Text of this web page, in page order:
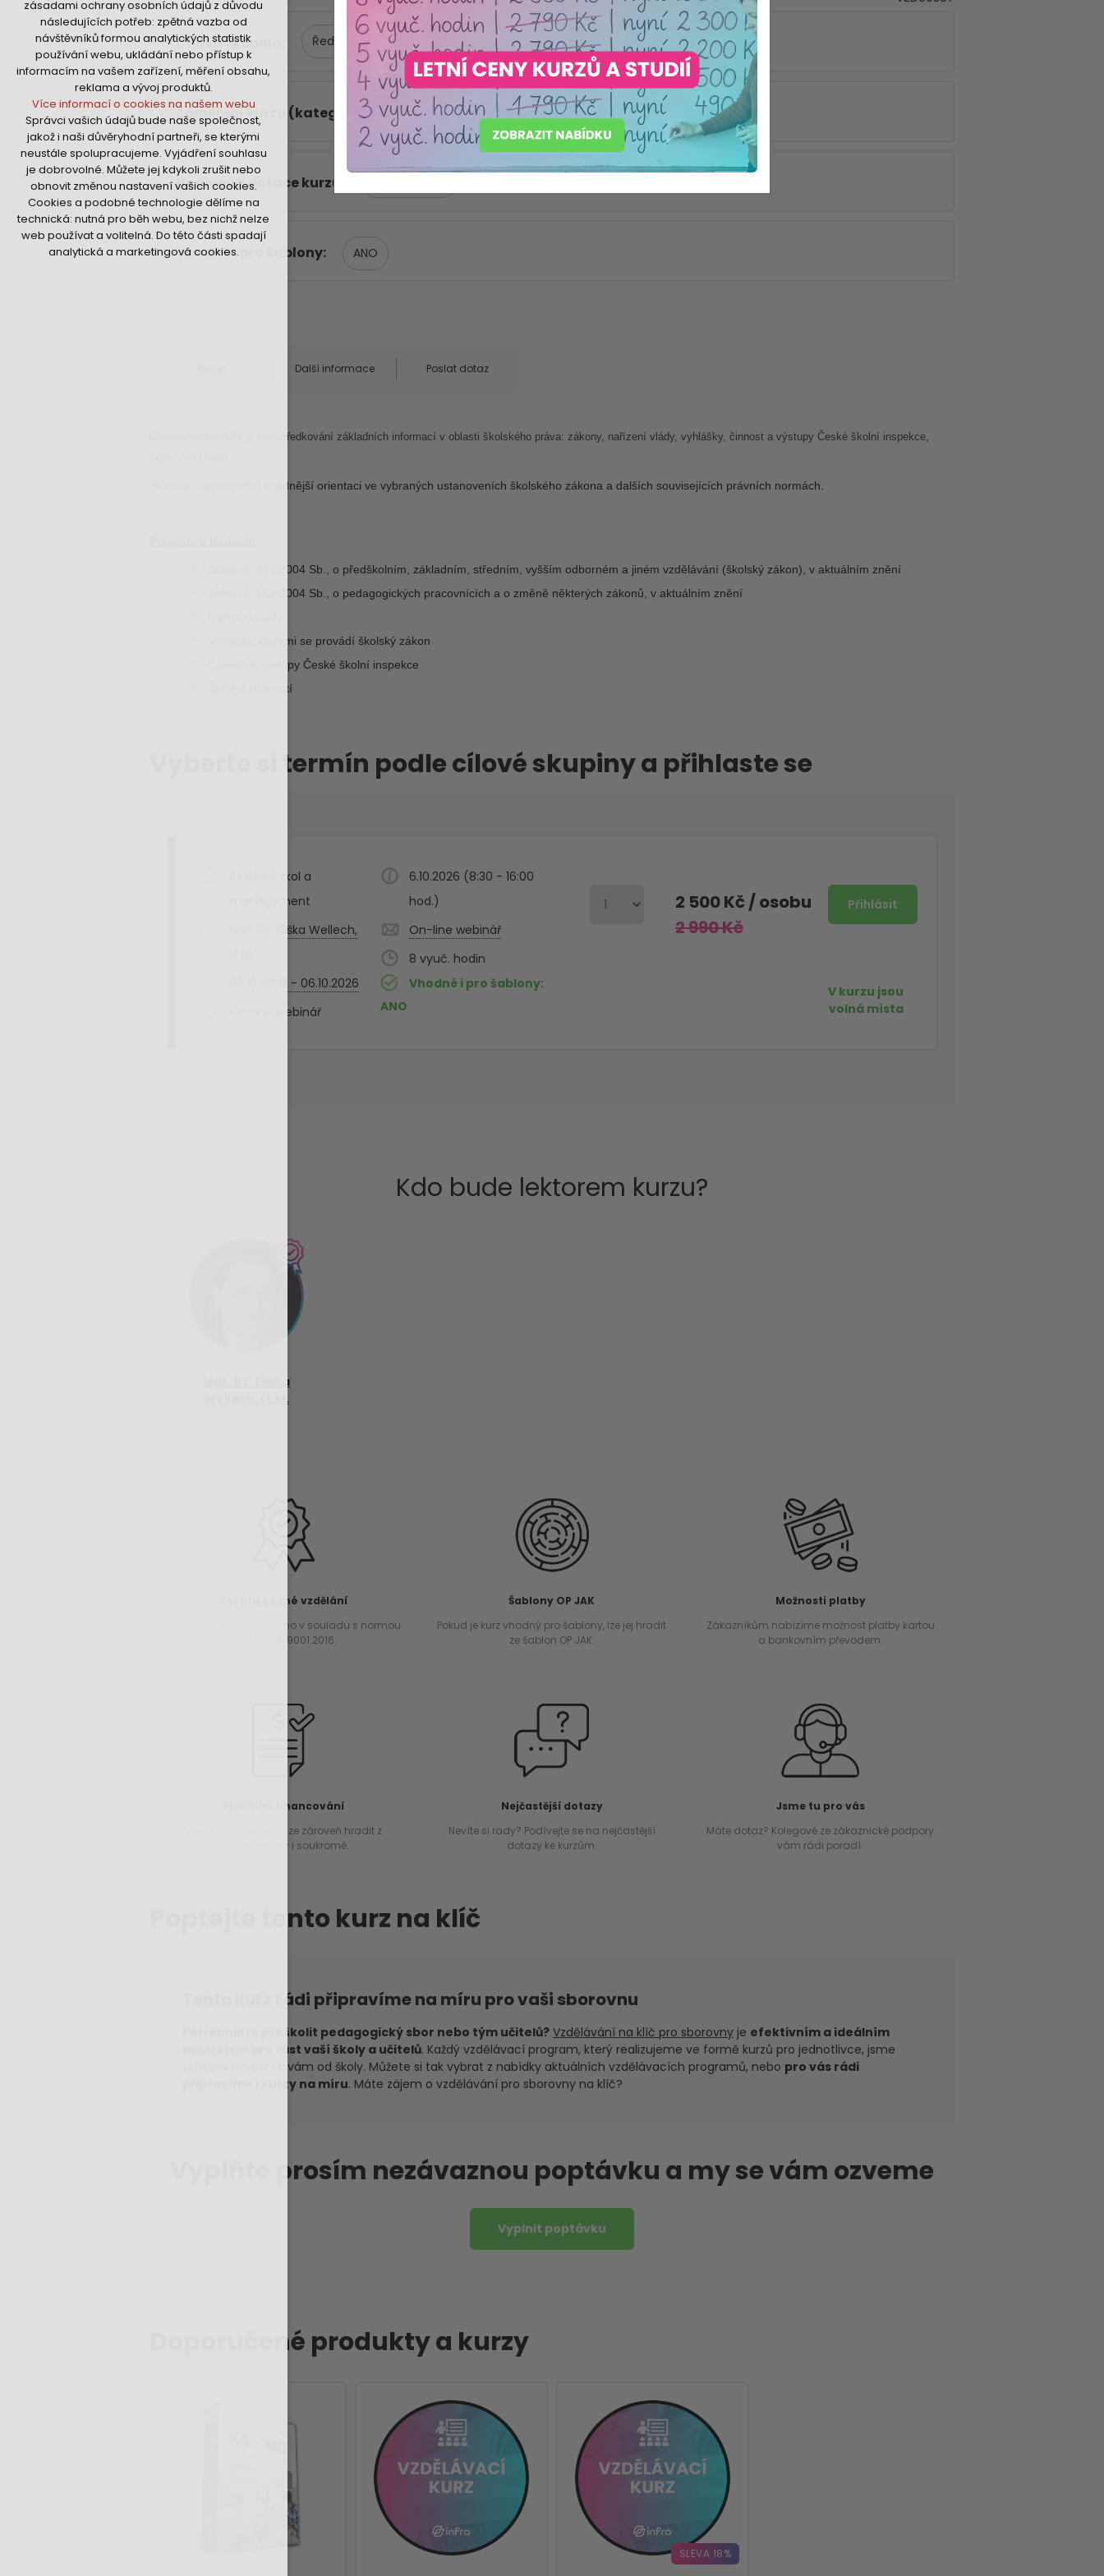
nutná pro provozování webu
udržení kontextu stránek (session):
případná přihlášení, volby jazyka, apod.
Volitelná cookies
analytická pro anonymizované
vyhodnocení návštěvnosti
marketingová cookies (Google,Hotjar,Sklik)
Více informací o cookies na našem webu
Přijmout všechny cookies
Odmítnout vše
zásadami ochrany osobních údajů z důvodu
následujících potřeb: zpětná vazba od
návštěvníků formou analytických statistik
používání webu, ukládání nebo přístup k
informacím na vašem zařízení, měření obsahu,
reklama a vývoj produktů.
Více informací o cookies na našem webu
Správci vašich údajů bude naše společnost,
jakož i naši důvěryhodní partneři, se kterými
neustále spolupracujeme. Vyjádření souhlasu
je dobrovolné. Můžete jej kdykoli zrušit nebo
obnovit změnou nastavení vašich cookies.
Cookies a podobné technologie dělíme na
technická: nutná pro běh webu, bez nichž nelze
web používat a volitelná. Do této části spadají
analytická a marketingová cookies.
Cílová skupina Ředitelé škol a management
Zaměření kurzu (kategorie) Řízení školy a management Legislativa
Hodinová dotace kurzu
Vhodné i pro šablony ANO
Další informace Poslat dotaz
Obsahem semináře je zprostředkování základních informací v oblasti školského práva: zákony, nařízení vlády, vyhlášky, činnost a výstupy České školní inspekce,
Seminář vám umožní snadnější orientaci ve vybraných ustanoveních školského zákona a dalších souvisejících právních normách.
Zákon č. 561/2004 Sb., o předškolním, základním, středním, vyšším odborném a jiném vzdělávání (školský zákon), v aktuálním znění
Zákon č. 563/2004 Sb., o pedagogických pracovnících a o změně některých zákonů, v aktuálním znění
Vyhlášky, kterými se provádí školský zákon
Činnost a výstupy České školní inspekce
Šetření stížností
Vyberte si termín podle cílové skupiny a přihlaste se
Ředitelé škol a
management
Mgr. Bc. Eliška Wellech,
06.10.2026 - 06.10.2026
On-line webinář
6.10.2026 (8:30 - 16:00
hod.)
On-line webinář
8
Vhodné i pro šablony
ANO
2 990 Kč
2 500 Kč/ osobu
Kdo bude lektorem kurzu?
Mgr. Bc. Eliška
Wellech, LL.M.
Certifikované vzdělání
Vzdělávání je realizováno v souladu s normou
ČSN EN ISO 9001:2016.
Šablony OP JAK
Pokud je kurz vhodný pro šablony, lze jej hradit
ze šablon OP JAK.
Možnosti platby
Zákazníkům nabízíme možnost platby kartou
a bankovním převodem.
Flexibilní financování
Všechny naše kurzy lze zároveň hradit z
rozpočtu školy i soukromě.
Nejčastější dotazy
Nevíte si rady? Podívejte se na nejčastější
dotazy ke kurzům.
Jsme tu pro vás
Máte dotaz? Kolegové ze zákaznické podpory
vám rádi poradí.
Poptejte tento kurz na klíč
Tento kurz rádi připravíme na míru pro vaši sborovnu
Potřebujete proškolit pedagogický sbor nebo tým učitelů? Vzdělávání na klíč pro sborovny je efektivním a ideálním
nástrojem pro růst vaší školy a učitelů. Každý vzdělávací program, který realizujeme ve formě kurzů pro jednotlivce, jsme
schopni přivést i k vám od školy. Můžete si tak vybrat z nabídky aktuálních vzdělávacích programů, nebo pro vás rádi
připravíme i kurzy na míru. Máte zájem o vzdělávání pro sborovny na klíč?
Vyplňte prosím nezávaznou poptávku a my se vám ozveme
Vyplnit poptávku
Doporučené produkty a kurzy
SLEVA 18%